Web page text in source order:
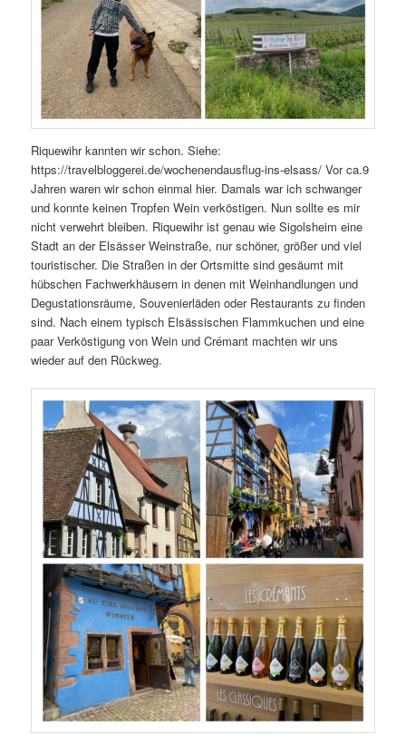
Riquewihr kannten wir schon. Siehe:
https://travelbloggerei.de/wochenendausflug-ins-elsass/ Vor ca.9
Jahren waren wir schon einmal hier. Damals war ich schwanger
und konnte keinen Tropfen Wein verköstigen. Nun sollte es mir
nicht verwehrt bleiben. Riquewihr ist genau wie Sigolsheim eine
Stadt an der Elsässer Weinstraße, nur schöner, größer und viel
touristischer. Die Straßen in der Ortsmitte sind gesäumt mit
hübschen Fachwerkhäusern in denen mit Weinhandlungen und
Degustationsräume, Souvenierläden oder Restaurants zu finden
sind. Nach einem typisch Elsässischen Flammkuchen und eine
paar Verköstigung von Wein und Crémant machten wir uns
wieder auf den Rückweg.